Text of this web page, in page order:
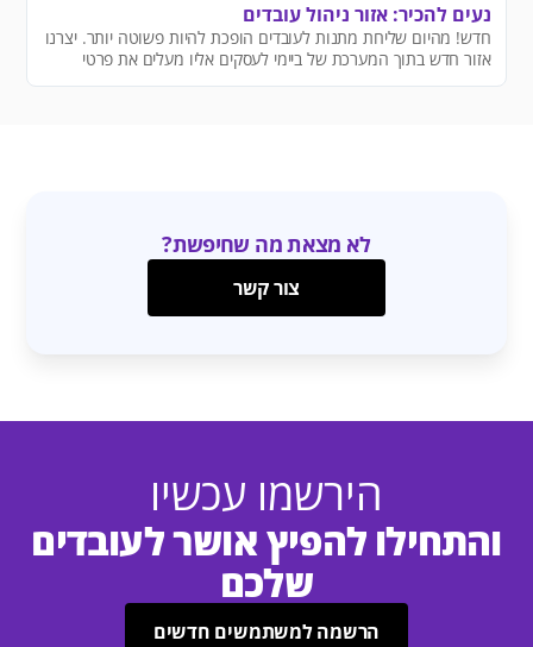
נעים להכיר: אזור ניהול עובדים
חדש! מהיום שליחת מתנות לעובדים הופכת להיות פשוטה יותר. יצרנו
אזור חדש בתוך המערכת של ביימי לעסקים אליו מעלים את פרטי
העובדים פעם אחת, שישמרו לשליחת המתנות העתידיות.
לא מצאת מה שחיפשת?
צור קשר
הירשמו עכשיו
והתחילו להפיץ אושר לעובדים
שלכם
הרשמה למשתמשים חדשים